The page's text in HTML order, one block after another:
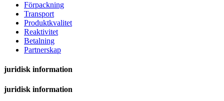
Förpackning
Transport
Produktkvalitet
Reaktivitet
Betalning
Partnerskap
juridisk information
juridisk information